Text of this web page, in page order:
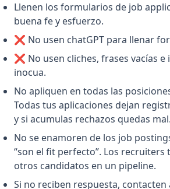
Llenen los formularios de job
buena fe y esfuerzo.
❌ No usen chatGPT para llenar
❌ No usen cliches, frases vacías
inocua.
No apliquen en todas las
Todas tus aplicaciones dejan
y si acumulas rechazos quedas mal.
No se enamoren de los job
“son el fit perfecto”. Los recruiters
otros candidatos en un pipeline.
Si no reciben respuesta,